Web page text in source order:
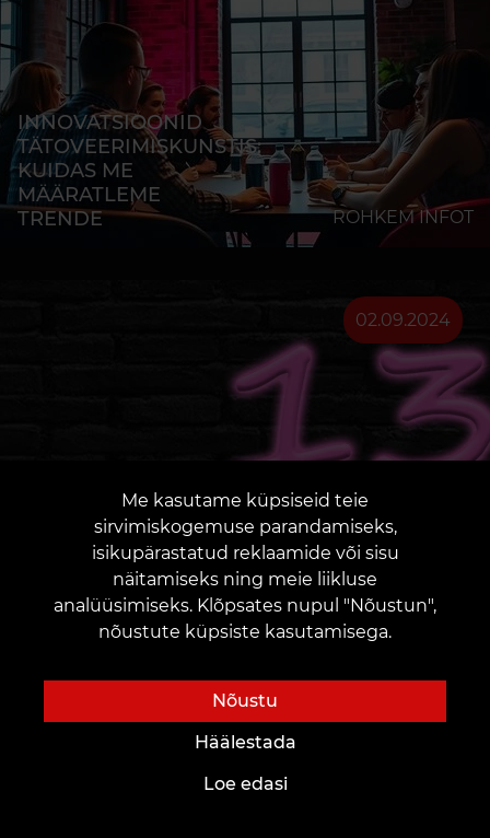
INNOVATSIOONID
TÄTOVEERIMISKUNSTIS:
KUIDAS ME
MÄÄRATLEME
TRENDE
ROHKEM INFOT
02.09.2024
13 AASTAT LOOVUST:
KUIDAS MEIE SAIME
TATTOO-MAAILMA
JUHTIDEKS
ROHKEM INFOT
Me kasutame küpsiseid teie
sirvimiskogemuse parandamiseks,
isikupärastatud reklaamide või sisu
näitamiseks ning meie liikluse
analüüsimiseks. Klõpsates nupul "Nõustun",
nõustute küpsiste kasutamisega.
Nõustu
Häälestada
Loe edasi